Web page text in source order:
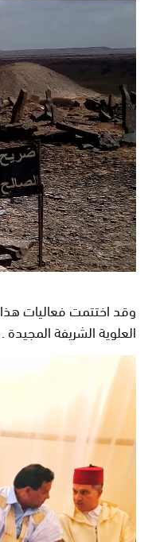
وقد اختتمت فعاليات هذا
العلوية الشريفة المجيدة .